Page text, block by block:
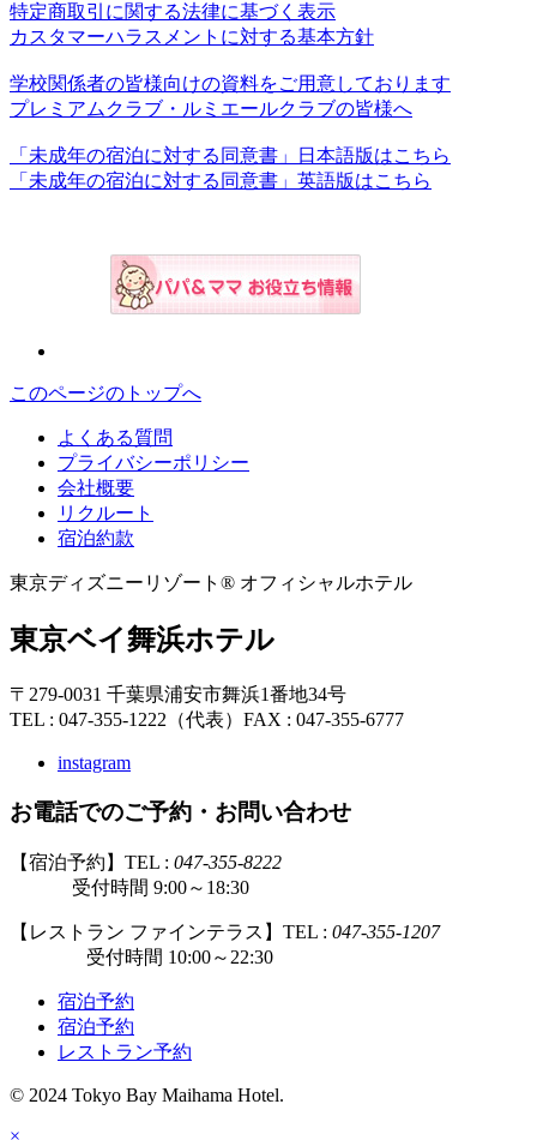
特定商取引に関する法律に基づく表示
カスタマーハラスメントに対する基本方針
学校関係者の皆様向けの資料をご用意しております
プレミアムクラブ・ルミエールクラブの皆様へ
「未成年の宿泊に対する同意書」日本語版はこちら
「未成年の宿泊に対する同意書」英語版はこちら
このページのトップへ
よくある質問
プライバシーポリシー
会社概要
リクルート
宿泊約款
東京ディズニーリゾート® オフィシャルホテル
東京ベイ舞浜ホテル
〒279-0031 千葉県浦安市舞浜1番地34号
TEL : 047-355-1222（代表） FAX : 047-355-6777
instagram
お電話でのご予約・お問い合わせ
【宿泊予約】TEL : 047-355-8222
受付時間 9:00～18:30
【レストラン ファインテラス】TEL : 047-355-1207
受付時間 10:00～22:30
宿泊予約
宿泊予約
レストラン予約
© 2024 Tokyo Bay Maihama Hotel.
×